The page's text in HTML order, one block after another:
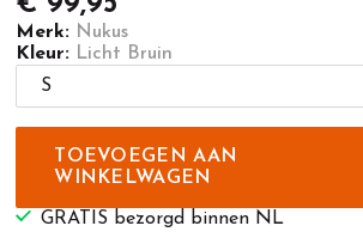
Merk: Nukus
Kleur: Licht Bruin
TOEVOEGEN AAN
WINKELWAGEN
GRATIS bezorgd binnen NL